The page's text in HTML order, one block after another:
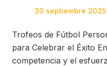
Posted
30 septiembre 2025
Trofeos de Fútbol
para Celebrar el Éxito
competencia y el